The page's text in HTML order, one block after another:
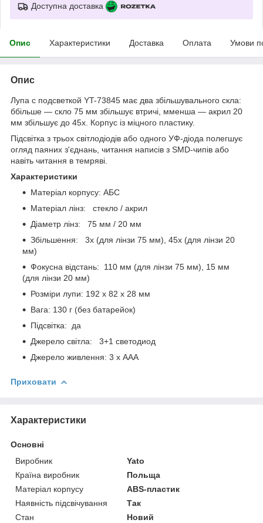
Доступна доставка
Опис Характеристики Доставка Оплата Умови
Опис
Лупа с подсветкой YT-73845 має два збільшувального скла:
ббільше — скло 75 мм збільшує втричі, мменша — акрил 20
мм збільшує до 45х. Корпус із міцного пластику.
Підсвітка з трьох світлодіодів або одного УФ-діода полегшує
огляд паяних з'єднань, читання написів з SMD-чипів або
навіть читання в темряві.
Характеристики
Матеріал корпусу: АБС
Матеріал лінз: стекло / акрил
Діаметр лінз: 75 мм / 20 мм
Збільшення: 3x (для лінзи 75 мм), 45x (для лінзи 20
мм)
Фокусна відстань: 110 мм (для лінзи 75 мм), 15 мм
(для лінзи 20 мм)
Розміри лупи: 192 х 82 х 28 мм
Вага: 130 г (без батарейок)
Підсвітка: да
Джерело світла: 3+1 светодиод
Джерело живлення: 3 х ААА
Приховати
Характеристики
Основні
Виробник
Yato
Країна виробник
Польща
Матеріал корпусу
ABS-пластик
Наявність підсвічування
Так
Стан
Новий